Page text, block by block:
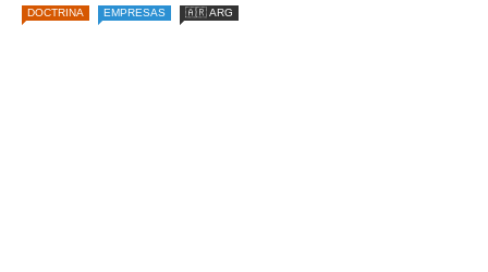
DOCTRINA EMPRESAS 🇦🇷 ARG